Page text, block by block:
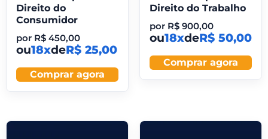
Direito do
Consumidor
por R$ 450,00
ou18xdeR$ 25,00
Comprar agora
Direito do Trabalho
por R$900,00
ou18xdeR$ 50,00
Comprar agora